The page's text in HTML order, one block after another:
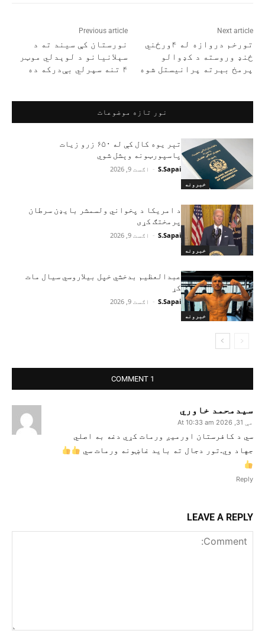
Previous article
نورستان کې سیند ته د
سېلانیانو د لوېدلي موټر
۴ تنه سپرلي بې‌درکه ده
Next article
تورخم دروازه له ۴ورځني
ځنډ وروسته د کډوالو
پرمخ بېرته پرانیستل شوه
نور تازه موضوعات
خبرونه
تېر یوه کال کې له ۶۵۰ زرو زیات
پاسپورټونه وېشل شوي
S.Sapai
- اګست 9, 2026
خبرونه
د امریکا د پخواني ولسمشر بایډن سرطان
پرمختګ کړی
S.Sapai
- اګست 9, 2026
خبرونه
عبدالعظیم بدخشي خپل بیلاروسي سیال مات
کړ
S.Sapai
- اګست 9, 2026
1 COMMENT
سیدمحمد خاوري
مې 31, 2026 At 10:33 am
سي د کافرستان اورمیږ ورمات کړي دغه به اصلي
جهاد وي.تور دجال ته باید غاښونه ورمات سي
Reply
LEAVE A REPLY